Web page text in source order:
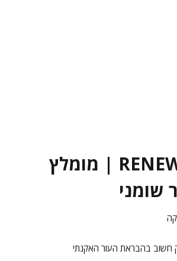
מי פילינג RENEW | מומלץ
שומני
חשוב בהבראת העור האקנתי